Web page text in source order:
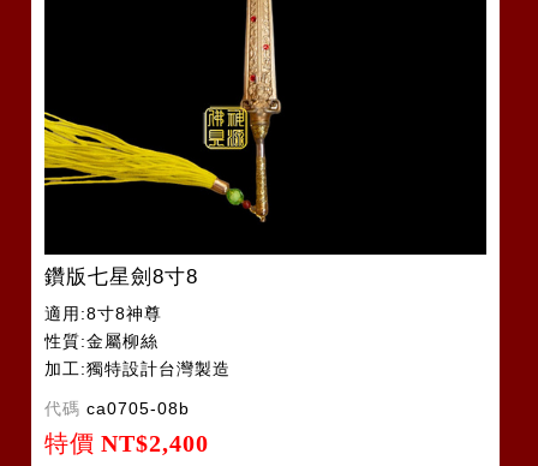
鑽版七星劍8寸8
適用:8寸8神尊
性質:金屬柳絲
加工:獨特設計台灣製造
代碼 ca0705-08b
特價 NT$2,400